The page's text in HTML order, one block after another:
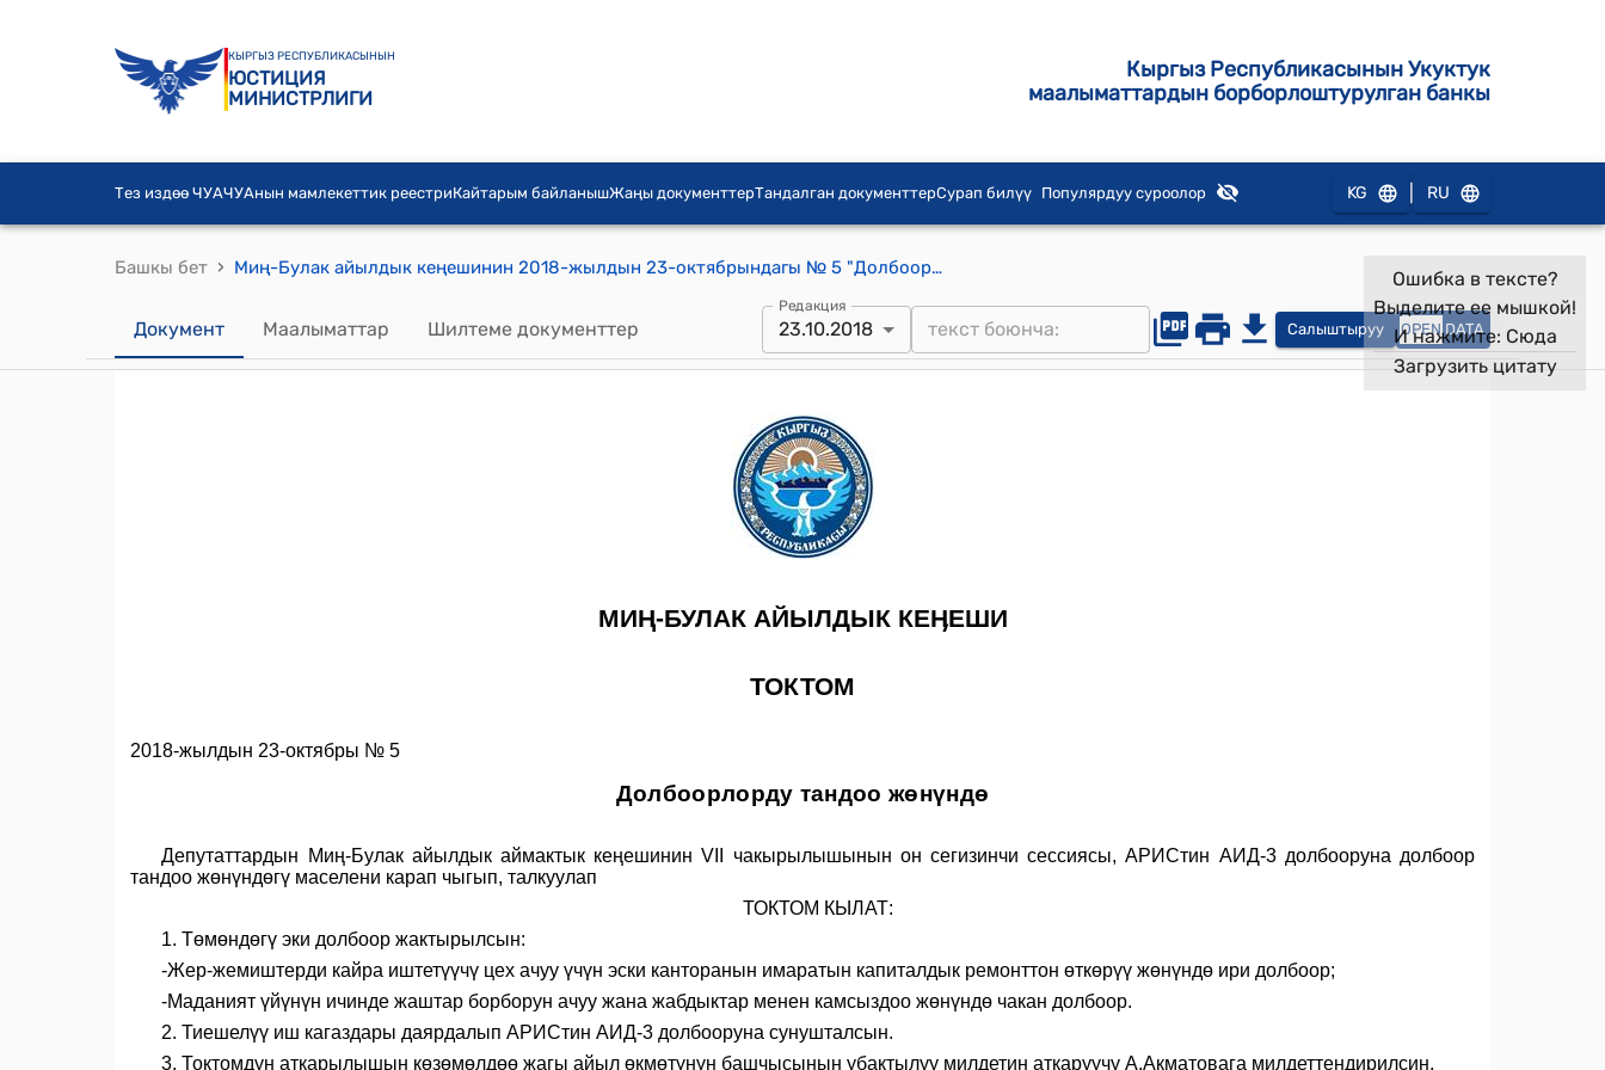
КЫРГЫЗ РЕСПУБЛИКАСЫНЫН
ЮСТИЦИЯ
МИНИСТРЛИГИ
Кыргыз Республикасынын Укуктук
маалыматтардын борборлоштурулган банкы
Тез издөө ЧУАЧУАнын мамлекеттик реестриКайтарым байланышЖаңы документтерТандалган документтерСурап билүү Популярдуу суроолор KG RU
Башкы бет › Миң-Булак айылдык кеңешинин 2018-жылдын 23-октябрындагы № 5 "Долбоорлорду тандоо жөнүндө" токтому
Документ Маалыматтар Шилтеме документтер
Редакция
23.10.2018 Салыштыруу OPEN DATA
Ошибка в тексте?
Выделите ее мышкой!
И нажмите: Сюда
Загрузить цитату